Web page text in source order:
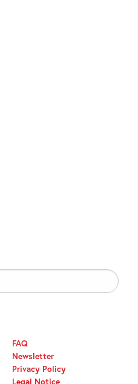
FAQ
Newsletter
Privacy Policy
Legal Notice